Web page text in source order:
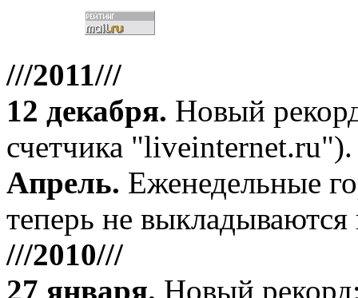
///2011///
12 декабря. Новый
счетчика "liveinternet.ru").
Апрель. Еженедельные
теперь не выкладываются
///2010///
27 января. Новый